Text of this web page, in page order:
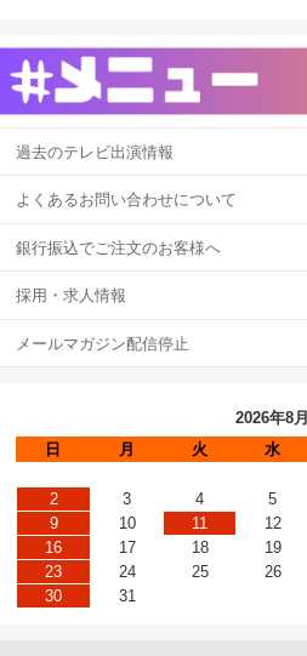
過去のテレビ出演情報
よくあるお問い合わせについて
銀行振込でご注文のお客様へ
採用・求人情報
メールマガジン配信停止
2026年8月
日
月 火 水
2
3 4 5
9
10 11 12
16
17 18 19
23
24 25 26
30
31